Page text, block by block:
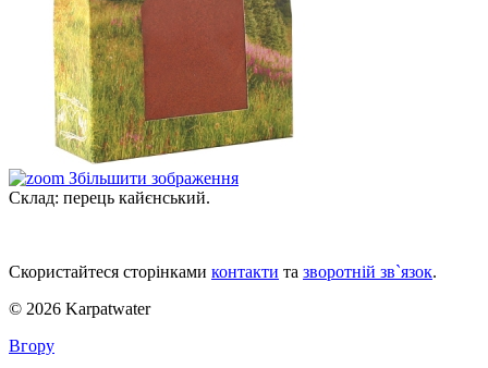
Збільшити зображення
Склад: перець кайєнський.
Скористайтеся сторінками контакти та зворотній зв`язок.
© 2026 Karpatwater
Вгору